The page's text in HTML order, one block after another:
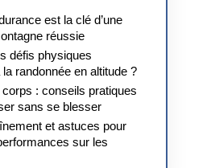
est la clé d’une
réussie
défis physiques
randonnée en altitude ?
: conseils pratiques
sans se blesser
et astuces pour
sur les